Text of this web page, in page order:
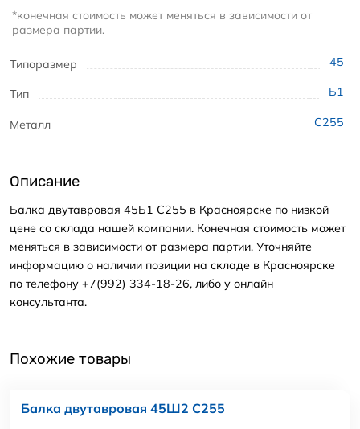
Типоразмер 45
Тип Б1
Металл С255
*конечная стоимость может меняться в зависимости от
размера партии.
Описание
Балка двутавровая 45Б1 С255 в Красноярске по низкой
цене со склада нашей компании. Конечная стоимость может
меняться в зависимости от размера партии. Уточняйте
информацию о наличии позиции на складе в Красноярске
по телефону +7(992) 334-18-26, либо у онлайн
консультанта.
Похожие товары
Балка двутавровая 45Ш2 С255